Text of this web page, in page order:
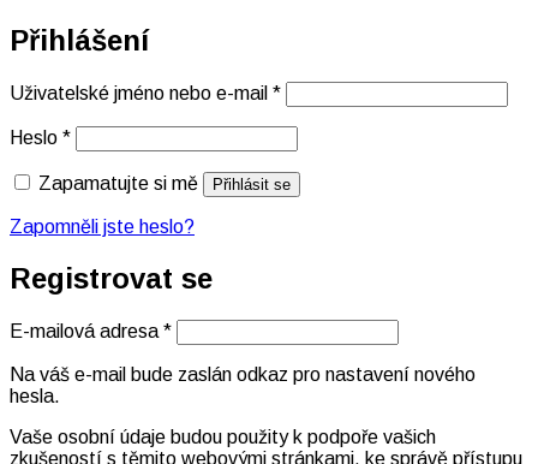
Přihlášení
Uživatelské jméno nebo e-mail *Povinné
Heslo *Povinné
Zapamatujte si mě Přihlásit se
Zapomněli jste heslo?
Registrovat se
E-mailová adresa *Povinné
Na váš e-mail bude zaslán odkaz pro nastavení nového
hesla.
Vaše osobní údaje budou použity k podpoře vašich
zkušeností s těmito webovými stránkami, ke správě přístupu